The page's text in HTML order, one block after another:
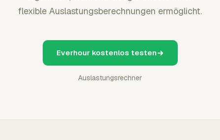
flexible Auslastungsberechnungen ermöglicht.
Everhour kostenlos testen
Auslastungsrechner